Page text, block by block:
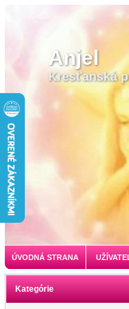
Anjel
Kresťanská
ÚVODNÁ STRANA
Kategórie